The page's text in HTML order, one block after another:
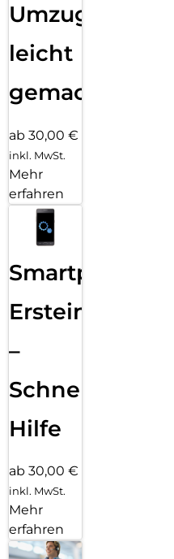
Umzug
leicht
gemacht!
ab 30,00 €
inkl. MwSt.
Mehr
erfahren
Smartphone
Ersteinrichtung
–
Schnelle
Hilfe
ab 30,00 €
inkl. MwSt.
Mehr
erfahren